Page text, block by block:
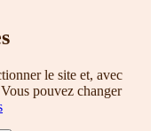
le site et, avec
pouvez changer